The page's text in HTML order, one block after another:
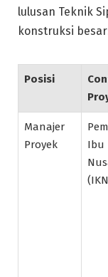
lulusan Teknik
konstruksi
Posisi
Manajer
Proyek
Ibu